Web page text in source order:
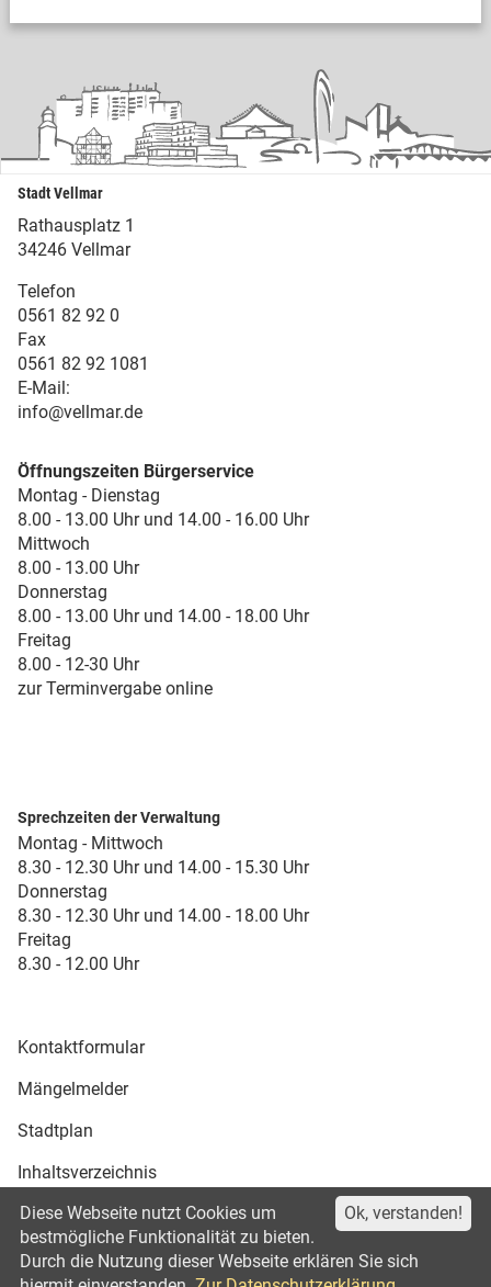
Stadt Vellmar
Rathausplatz 1
34246 Vellmar
Telefon
0561 82 92 0
Fax
0561 82 92 1081
E-Mail:
info@vellmar.de
Öffnungszeiten Bürgerservice
Montag - Dienstag
8.00 - 13.00 Uhr und 14.00 - 16.00 Uhr
Mittwoch
8.00 - 13.00 Uhr
Donnerstag
8.00 - 13.00 Uhr und 14.00 - 18.00 Uhr
Freitag
8.00 - 12-30 Uhr
zur Terminvergabe online
Sprechzeiten der Verwaltung
Montag - Mittwoch
8.30 - 12.30 Uhr und 14.00 - 15.30 Uhr
Donnerstag
8.30 - 12.30 Uhr und 14.00 - 18.00 Uhr
Freitag
8.30 - 12.00 Uhr
Kontaktformular
Mängelmelder
Stadtplan
Inhaltsverzeichnis
Druckansicht
©2021
Impressum
Datenschutz
Ok, verstanden!
Diese Webseite nutzt Cookies um
bestmögliche Funktionalität zu bieten.
Durch die Nutzung dieser Webseite erklären Sie sich